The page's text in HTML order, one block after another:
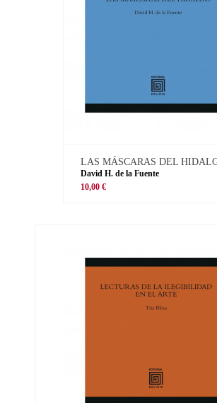
LAS MÁSCARAS DEL
David H. de la Fuente
10,00 €